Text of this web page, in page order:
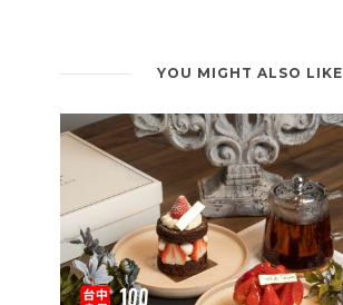
YOU MIGHT ALSO LIKE